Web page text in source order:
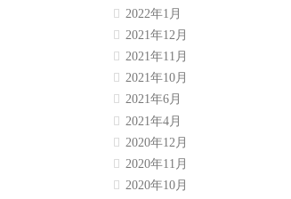
2022年1月
2021年12月
2021年11月
2021年10月
2021年6月
2021年4月
2020年12月
2020年11月
2020年10月